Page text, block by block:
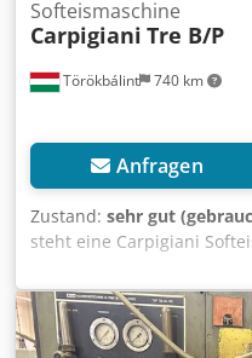
Törökbálint 740 km
Softeismaschine
Carpigiani Tre B/P
Anfragen
Zustand: sehr gut
steht eine Carpigiani
Zustand zum Verkauf.
Kolbenpumpen und
einsatzbereit. Dodpjzcg E